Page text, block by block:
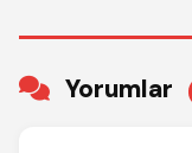
Yorumlar